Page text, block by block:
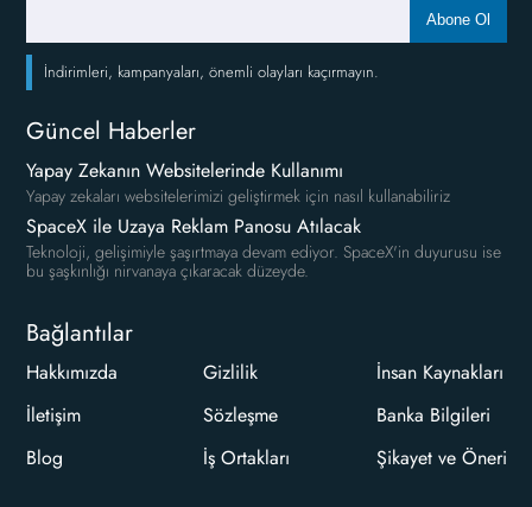
Abone Ol
İndirimleri, kampanyaları, önemli olayları kaçırmayın.
Güncel Haberler
Yapay Zekanın Websitelerinde Kullanımı
Yapay zekaları websitelerimizi geliştirmek için nasıl kullanabiliriz
SpaceX ile Uzaya Reklam Panosu Atılacak
Teknoloji, gelişimiyle şaşırtmaya devam ediyor. SpaceX'in duyurusu ise
bu şaşkınlığı nirvanaya çıkaracak düzeyde.
Bağlantılar
Hakkımızda
İletişim
Blog
Gizlilik
Sözleşme
İş Ortakları
İnsan Kaynakları
Banka Bilgileri
Şikayet ve Öneri